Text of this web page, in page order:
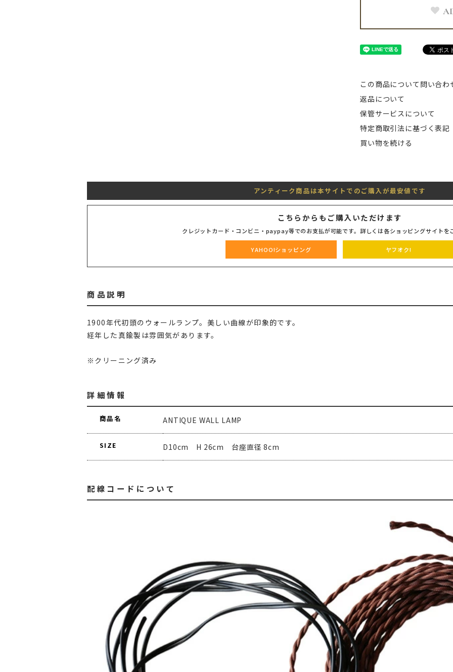
この商品について問い合わ
返品について
保管サービスについて
特定商取引法に基づく表記
買い物を続ける
アンティーク商品は本サイトでのご購入が最安値です
こちらからもご購入いただけます
クレジットカード・コンビニ・paypay等でのお支払が可能です。詳しくは各ショッピングサイトを
YAHOO!ショッピング ヤフオク!
商品説明
1900年代初頭のウォールランプ。美しい曲線が印象的です。
経年した真鍮製は雰囲気があります。
※クリーニング済み
詳細情報
商品名 ANTIQUE WALL LAMP
SIZE D10cm H 26cm 台座直径 8cm
配線コードについて